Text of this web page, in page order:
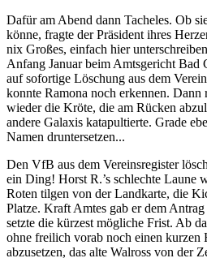
Dafür am Abend dann Tacheles. Ob
könne, fragte der Präsident ihres
nix Großes, einfach hier
Anfang Januar beim Amtsgericht Bad
auf sofortige Löschung aus dem
konnte Ramona noch erkennen. Dann
wieder die Kröte, die am Rücken
andere Galaxis katapultierte. Grade
Namen druntersetzen...
Den VfB aus dem Vereinsregister
ein Ding! Horst R.’s schlechte Laune
Roten tilgen von der Landkarte, die
Platze. Kraft Amtes gab er dem
setzte die kürzest mögliche Frist. Ab
ohne freilich vorab noch einen kurzen
abzusetzen, das alte Walross von der